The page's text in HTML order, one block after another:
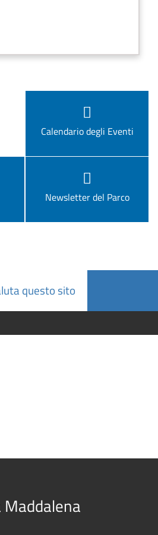
Calendario degli Eventi
Newsletter del Parco
questo sito
Maddalena